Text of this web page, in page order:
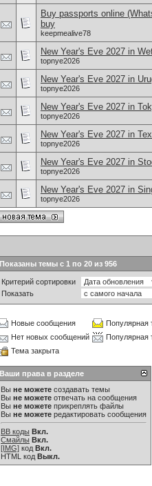
Buy passports online
buy
keepmealive78
New Year's Eve 2027 in
topnye2026
New Year's Eve 2027 in
topnye2026
New Year's Eve 2027 in
topnye2026
New Year's Eve 2027 in
topnye2026
New Year's Eve 2027 in
topnye2026
New Year's Eve 2027 in
topnye2026
Показаны темы с 1 по 20 из 956
Критерий сортировки
Показать
Новые сообщения
Популярная
Нет новых сообщений
Популярная
Тема закрыта
Ваши права в разделе
Вы не можете создавать темы
Вы не можете отвечать на сообщения
Вы не можете прикреплять файлы
Вы не можете редактировать сообщения
BB коды Вкл.
Смайлы Вкл.
[IMG] код Вкл.
HTML код Выкл.